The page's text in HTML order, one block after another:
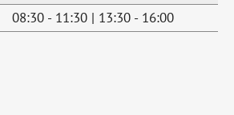
Services
08:30 - 11:30 | 13:30 - 16:00